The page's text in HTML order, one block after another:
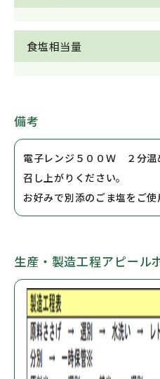
食塩相当量
備考
電子レンジ５００Ｗ ２分温
召し上がりください。
お好みで別添のごま塩をご使
生産・製造工程アピール